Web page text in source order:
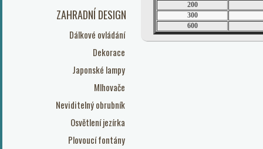
ZAHRADNÍ DESIGN
Dálkové ovládání
Dekorace
Japonské lampy
Mlhovače
Neviditelný obrubník
Osvětlení jezírka
Plovoucí fontány
200
300
600